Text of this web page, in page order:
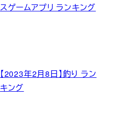
スゲームアプリ ランキング
【2023年2月8日】釣り ラン
キング